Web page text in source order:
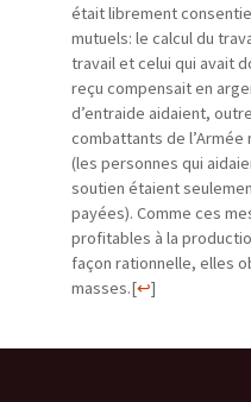
était librement
mutuels: le calcul du
travail et celui qui avait
reçu compensait en
d’entraide aidaient,
combattants de
(les person­nes qui
soutien étaient
payées). Comme ces
profitables à la
façon rationnelle, elles
masses.[↩]